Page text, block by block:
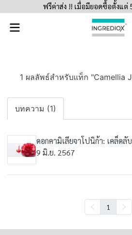
ฟรีค่าส่ง !! เมื่อมียอดซื้อตั้งแต่
1 ผลลัพธ์สำหรับแท็ก "Camellia
บทความ (1)
ดอกคามิเลียจาโปนิก้า: เคล็ดลั
9 มิ.ย. 2567
1